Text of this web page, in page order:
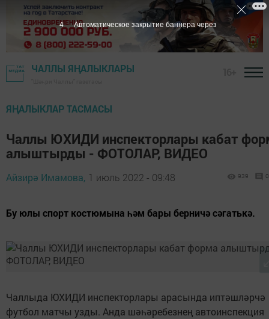
ЧАЛЛЫ ЯҢАЛЫКЛАРЫ
ЯҢАЛЫКЛАР ТАСМАСЫ
Чаллы ЮХИДИ инспекторлары кабат
алыштырды - ФОТОЛАР, ВИДЕО
Айзирә Имамова, 1 июль 2022 - 09:48 939 0
Бу юлы спорт костюмына һәм бары берничә сәгатькә.
Чаллыда ЮХИДИ инспекторлары арасында иптәшләрчә
футбол матчы узды. Анда шәһәребезнең автоинспекция
3 Автоматическое закрытие баннера через